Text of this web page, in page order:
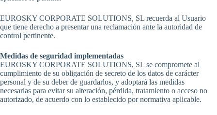
EUROSKY CORPORATE SOLUTIONS, SL recuerda al Usuario
que tiene derecho a presentar una reclamación ante la autoridad de
control pertinente.
Medidas de seguridad implementadas
EUROSKY CORPORATE SOLUTIONS, SL se compromete al
cumplimiento de su obligación de secreto de los datos de carácter
personal y de su deber de guardarlos, y adoptará las medidas
necesarias para evitar su alteración, pérdida, tratamiento o acceso no
autorizado, de acuerdo con lo establecido por normativa aplicable.